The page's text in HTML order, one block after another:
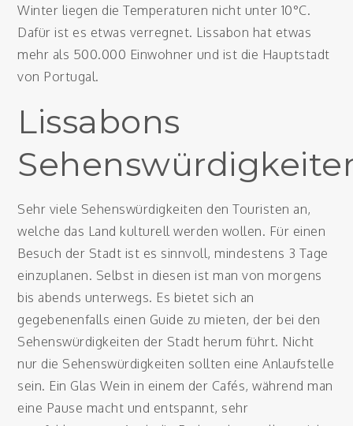
Winter liegen die Temperaturen nicht unter 10°C.
Dafür ist es etwas verregnet. Lissabon hat etwas
mehr als 500.000 Einwohner und ist die Hauptstadt
von Portugal.
Lissabons
Sehr viele Sehenswürdigkeiten den Touristen an,
welche das Land kulturell werden wollen. Für einen
Besuch der Stadt ist es sinnvoll, mindestens 3 Tage
einzuplanen. Selbst in diesen ist man von morgens
bis abends unterwegs. Es bietet sich an
gegebenenfalls einen Guide zu mieten, der bei den
Sehenswürdigkeiten der Stadt herum führt. Nicht
nur die Sehenswürdigkeiten sollten eine Anlaufstelle
sein. Ein Glas Wein in einem der Cafés, während man
eine Pause macht und entspannt, sehr